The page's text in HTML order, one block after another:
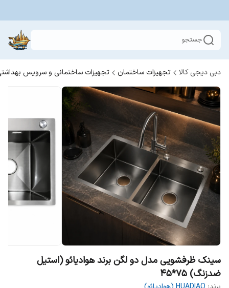
جستجو
دبی دیجی کالا تجهیزات ساختمان تجهیزات ساختمانی و سرویس
سینک ظرفشویی مدل دو لگن برند هوادیائو (استیل
ضدزنگ) 75*45